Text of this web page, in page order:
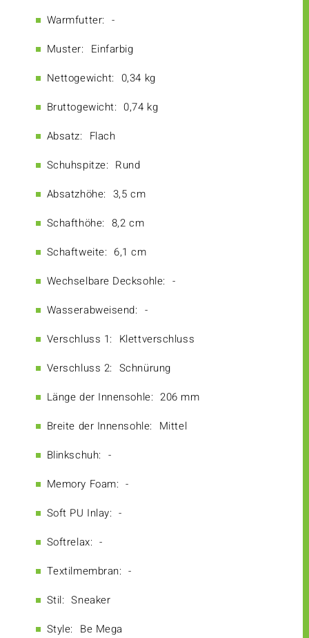
Warmfutter: -
Muster: Einfarbig
Nettogewicht: 0,34 kg
Bruttogewicht: 0,74 kg
Absatz: Flach
Schuhspitze: Rund
Absatzhöhe: 3,5 cm
Schafthöhe: 8,2 cm
Schaftweite: 6,1 cm
Wechselbare Decksohle: -
Wasserabweisend: -
Verschluss 1: Klettverschluss
Verschluss 2: Schnürung
Länge der Innensohle: 206 mm
Breite der Innensohle: Mittel
Blinkschuh: -
Memory Foam: -
Soft PU Inlay: -
Softrelax: -
Textilmembran: -
Stil: Sneaker
Style: Be Mega